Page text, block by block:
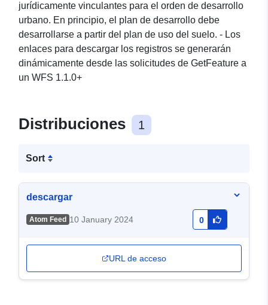
jurídicamente vinculantes para el orden de desarrollo
urbano. En principio, el plan de desarrollo debe
desarrollarse a partir del plan de uso del suelo. - Los
enlaces para descargar los registros se generarán
dinámicamente desde las solicitudes de GetFeature a
un WFS 1.1.0+
Distribuciones 1
Sort
descargar
Atom Feed 10 January 2024 0
URL de acceso